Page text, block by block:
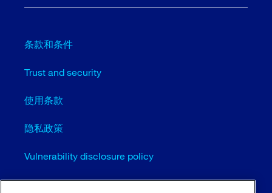
条款和条件
Trust and security
使用条款
隐私政策
Vulnerability disclosure policy
Cookie settings (EN)